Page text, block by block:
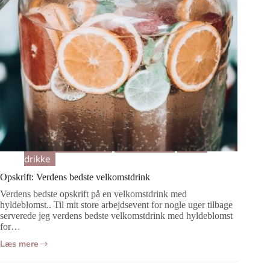
Mad og Opskrifter Drikkevarer
Kolde
drikke
Opskrift: Verdens bedste velkomstdrink
Verdens bedste opskrift på en velkomstdrink med
hyldeblomst.. Til mit store arbejdsevent for nogle uger tilbage
serverede jeg verdens bedste velkomstdrink med hyldeblomst
for…
Læs mere
Opskrift:
Verdens